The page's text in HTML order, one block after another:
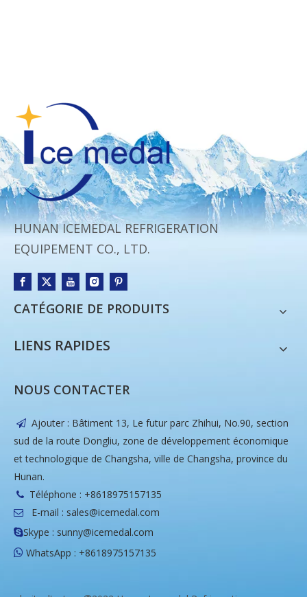
HUNAN ICEMEDAL REFRIGERATION
EQUIPEMENT CO., LTD.
CATÉGORIE DE PRODUITS
LIENS RAPIDES
NOUS CONTACTER
 Ajouter : Bâtiment 13, Le futur parc Zhihui, No.90, section
sud de la route Dongliu, zone de développement économique
et technologique de Changsha, ville de Changsha, province du
Hunan.
 Téléphone : +8618975157135
 E-mail : sales@icemedal.com
Skype : sunny@icemedal.com
 WhatsApp : +8618975157135